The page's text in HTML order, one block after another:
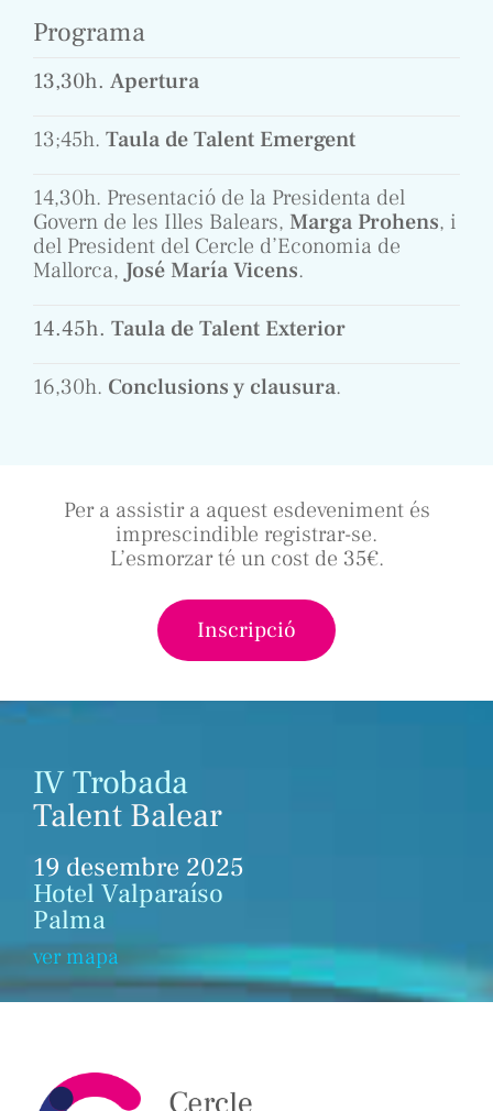
Programa
13,30h. Apertura
13;45h. Taula de Talent Emergent
14,30h. Presentació de la Presidenta del
Govern de les Illes Balears, Marga Prohens, i
del President del Cercle d’Economia de
Mallorca, José María Vicens.
14.45h. Taula de Talent Exterior
16,30h. Conclusions y clausura.
Per a assistir a aquest esdeveniment és
imprescindible registrar-se.
L’esmorzar té un cost de 35€.
Inscripció
IV Trobada
Talent Balear
19 desembre 2025
Hotel Valparaíso
Palma
ver mapa